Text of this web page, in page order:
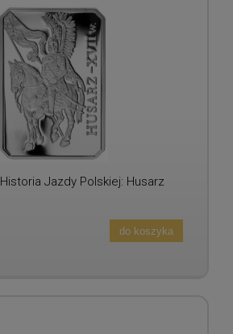
Historia Jazdy Polskiej: Husarz
do koszyka